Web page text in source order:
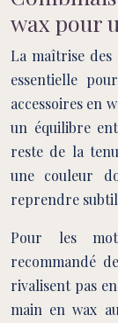
wax pour
La maîtrise des
essentielle
accessoires en
un équilibre
reste de la
une couleur
reprendre
Pour les
recommandé
rivalisent pas
main en wax